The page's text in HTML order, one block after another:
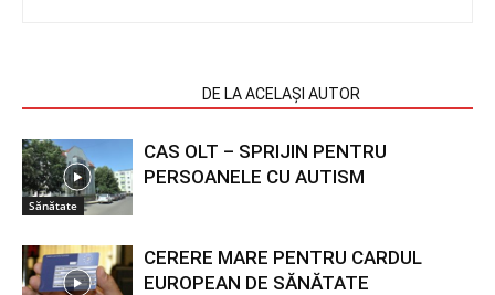
DE LA ACELAȘI AUTOR
Sănătate
CAS OLT – SPRIJIN PENTRU
PERSOANELE CU AUTISM
CERERE MARE PENTRU CARDUL
EUROPEAN DE SĂNĂTATE